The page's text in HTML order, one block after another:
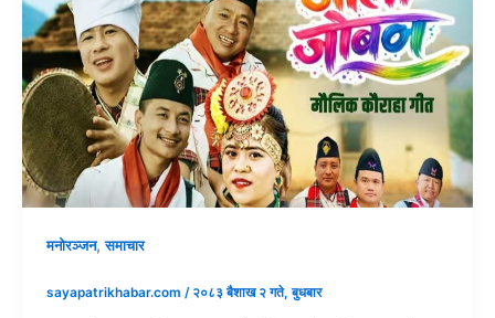
मनोरञ्जन,समाचार
sayapatrikhabar.com / २०८३ बैशाख २ गते, बुधबार